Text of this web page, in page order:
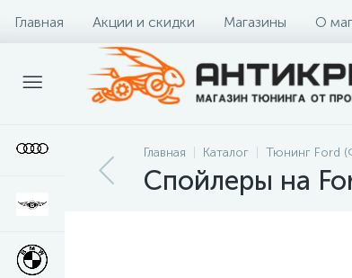
Главная Акции и скидки Магазины О
Главная Каталог Тюнинг Ford
Спойлеры на